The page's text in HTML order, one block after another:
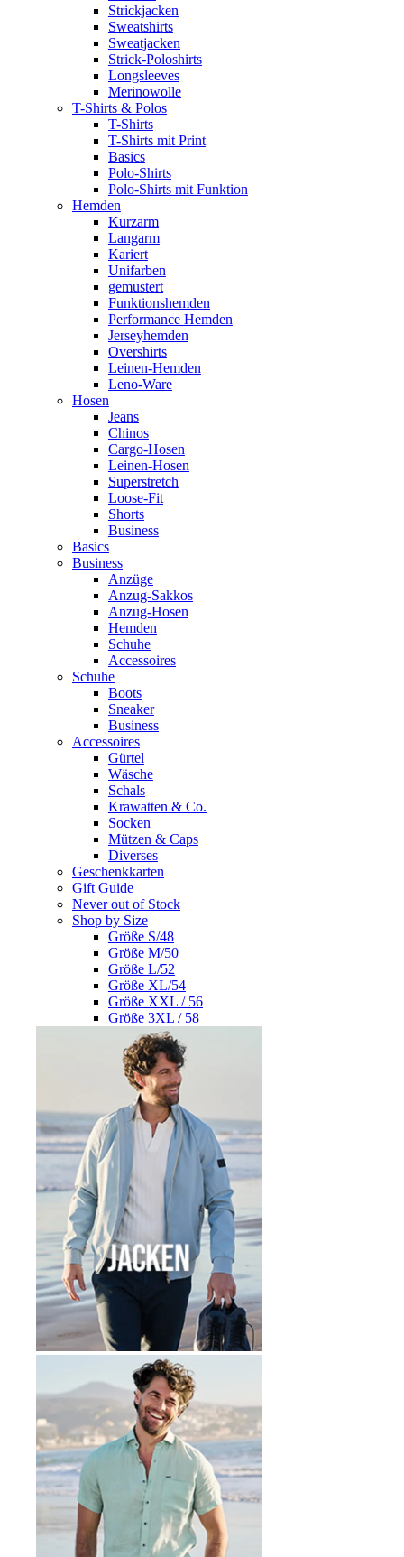
Strickjacken
Sweatshirts
Sweatjacken
Strick-Poloshirts
Longsleeves
Merinowolle
T-Shirts & Polos
T-Shirts
T-Shirts mit Print
Basics
Polo-Shirts
Polo-Shirts mit Funktion
Hemden
Kurzarm
Langarm
Kariert
Unifarben
gemustert
Funktionshemden
Performance Hemden
Jerseyhemden
Overshirts
Leinen-Hemden
Leno-Ware
Hosen
Jeans
Chinos
Cargo-Hosen
Leinen-Hosen
Superstretch
Loose-Fit
Shorts
Business
Basics
Business
Anzüge
Anzug-Sakkos
Anzug-Hosen
Hemden
Schuhe
Accessoires
Schuhe
Boots
Sneaker
Business
Accessoires
Gürtel
Wäsche
Schals
Krawatten & Co.
Socken
Mützen & Caps
Diverses
Geschenkkarten
Gift Guide
Never out of Stock
Shop by Size
Größe S/48
Größe M/50
Größe L/52
Größe XL/54
Größe XXL / 56
Größe 3XL / 58